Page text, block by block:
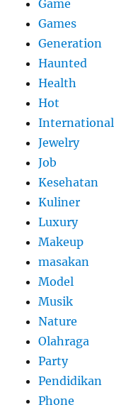
Game
Games
Generation
Haunted
Health
Hot
International
Jewelry
Job
Kesehatan
Kuliner
Luxury
Makeup
masakan
Model
Musik
Nature
Olahraga
Party
Pendidikan
Phone